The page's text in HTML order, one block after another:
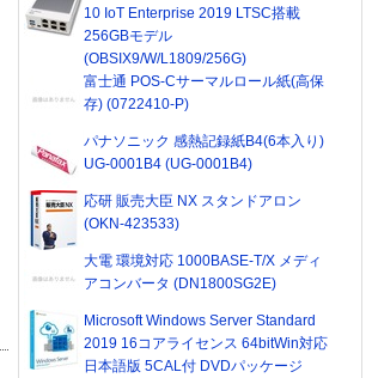
10 IoT Enterprise 2019 LTSC搭載
256GBモデル
(OBSIX9/W/L1809/256G)
富士通 POS-Cサーマルロール紙(高保
存) (0722410-P)
パナソニック 感熱記録紙B4(6本入り)
UG-0001B4 (UG-0001B4)
応研 販売大臣 NX スタンドアロン
(OKN-423533)
大電 環境対応 1000BASE-T/X メディ
アコンバータ (DN1800SG2E)
Microsoft Windows Server Standard
2019 16コアライセンス 64bitWin対応
日本語版 5CAL付 DVDパッケージ